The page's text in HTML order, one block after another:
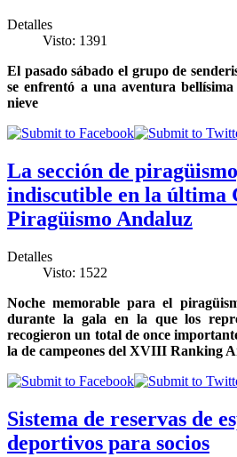
Detalles
Visto: 1391
El pasado sábado el grupo de
se enfrentó a una aventura
nieve
La sección de
indiscutible en la última
Piragüismo Andaluz
Detalles
Visto: 1522
Noche memorable para el
durante la gala en la que los
recogieron un total de once
la de campeones del XVIII Ranking
Sistema de reservas de
deportivos para socios